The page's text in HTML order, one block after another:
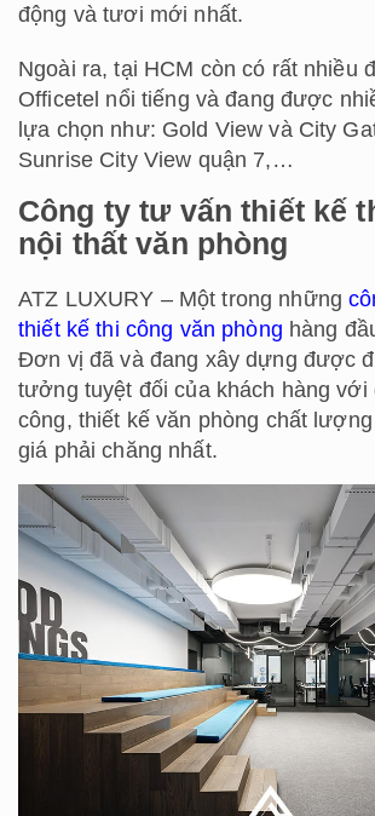
động và tươi mới nhất.
Ngoài ra, tại HCM còn có rất nhiều
Officetel nổi tiếng và đang được
lựa chọn như: Gold View và City
Sunrise City View quận 7,…
Công ty tư vấn thiết kế
nội thất văn phòng
ATZ LUXURY – Một trong những
thiết kế thi công văn phòng hàng
Đơn vị đã và đang xây dựng được
tưởng tuyệt đối của khách hàng với
công, thiết kế văn phòng chất
giá phải chăng nhất.